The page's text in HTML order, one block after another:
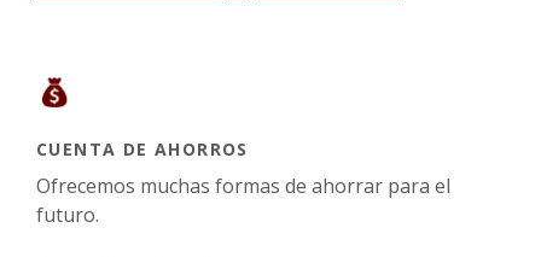
CUENTA DE AHORROS
Ofrecemos muchas formas de ahorrar para el
futuro.